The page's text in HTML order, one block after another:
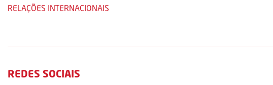
RELAÇÕES INTERNACIONAIS
REDES SOCIAIS